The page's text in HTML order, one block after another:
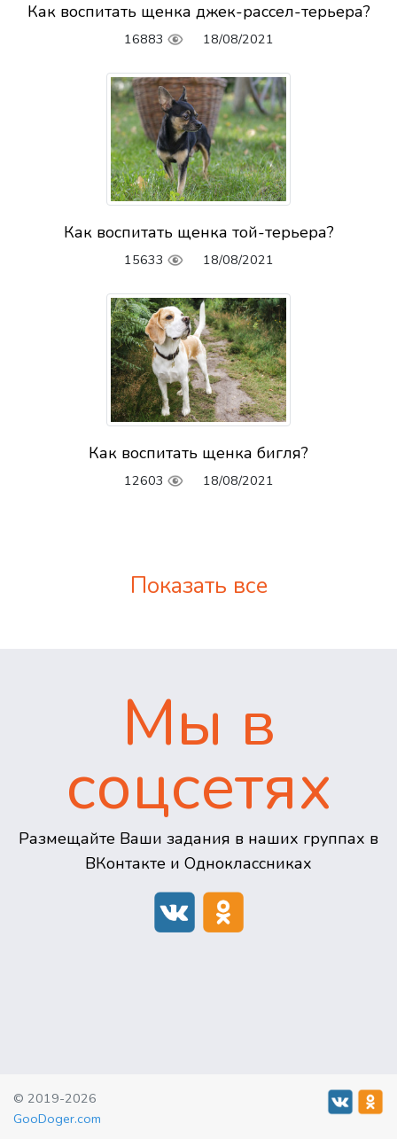
Как воспитать щенка джек-рассел-терьера?
16883 18/08/2021
Как воспитать щенка той-терьера?
15633 18/08/2021
Как воспитать щенка бигля?
12603 18/08/2021
Показать все
Мы в
соцсетях
Размещайте Ваши задания в наших группах в
ВКонтакте и Одноклассниках
© 2019-2026
GooDoger.com